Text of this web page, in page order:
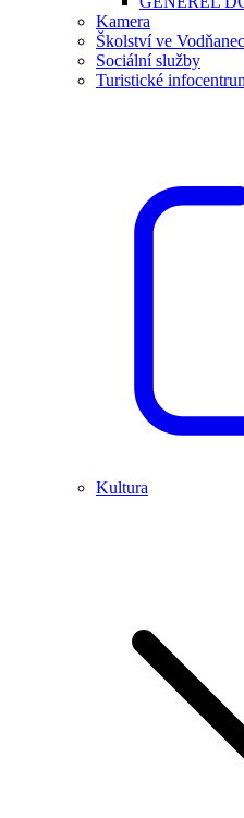
Kamera
Školství ve
Sociální služby
Turistické
Kultura